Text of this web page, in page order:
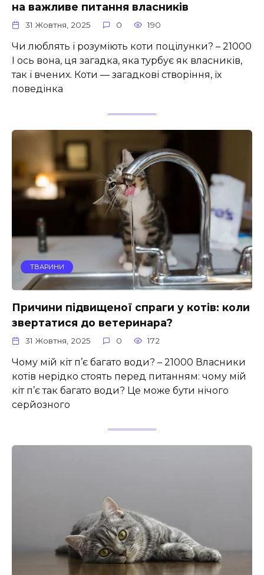
на важливе питання власників
31 Жовтня, 2025 0 190
Чи люблять і розуміють коти поцілунки? – 21000
І ось вона, ця загадка, яка турбує як власників,
так і вчених. Коти — загадкові створіння, їх
поведінка
ТВАРИНИ
Причини підвищеної спраги у котів: коли
звертатися до ветеринара?
31 Жовтня, 2025 0 172
Чому мій кіт п’є багато води? – 21000 Власники
котів нерідко стоять перед питанням: чому мій
кіт п’є так багато води? Це може бути нічого
серйозного